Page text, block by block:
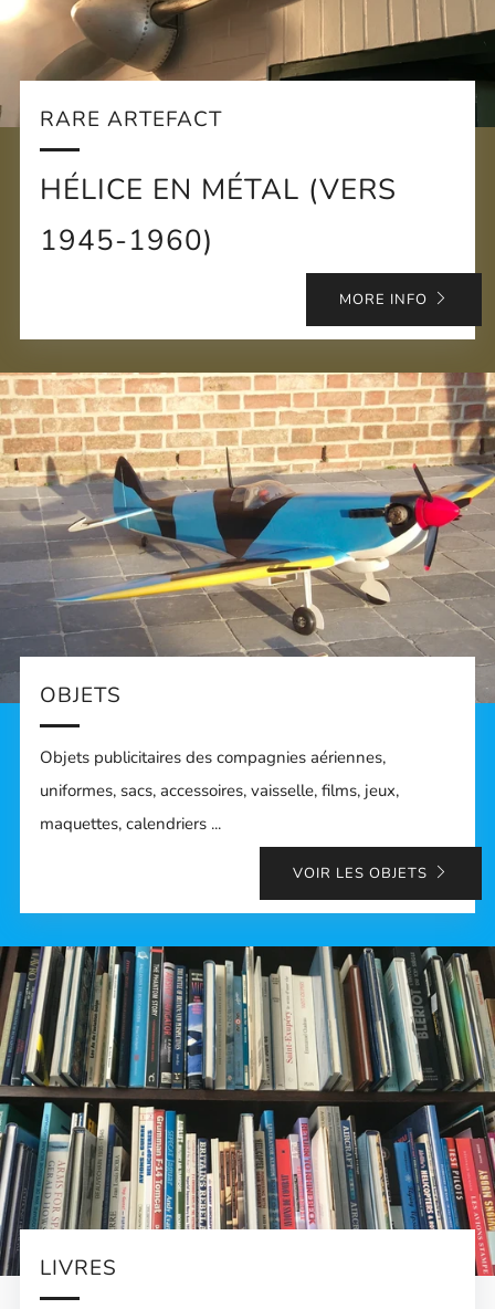
RARE ARTEFACT
HÉLICE EN MÉTAL (VERS
1945-1960)
MORE INFO
OBJETS
Objets publicitaires des compagnies aériennes,
uniformes, sacs, accessoires, vaisselle, films, jeux,
maquettes, calendriers ...
VOIR LES OBJETS
LIVRES